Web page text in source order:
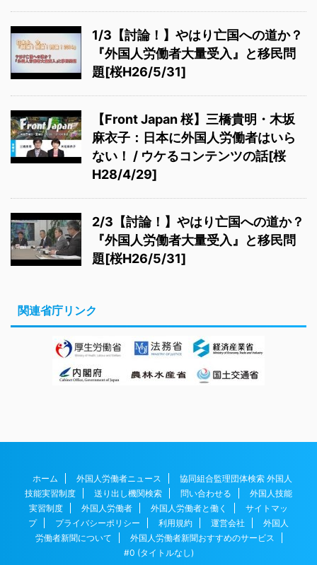
1/3【討論！】やはり亡国への道か？
『外国人労働者大量受入』と移民問
題[桜H26/5/31]
【Front Japan 桜】三橋貴明・木坂
麻衣子：日本に外国人労働者はいら
ない！ / ウケるコンテンツの話[桜
H28/4/29]
2/3【討論！】やはり亡国への道か？
『外国人労働者大量受入』と移民問
題[桜H26/5/31]
関連省庁リンク
ホーム 外国人労働者ニュース
協同組合監理団体検索 外国人
技能実習制度
送り出し機関検索 問い合わせる
外国人技能
実習制度
外国人労働者 外国人労働者と働く
サイトマッ
プ
プライバシーポリシー 利用規約 運営会社
外国人
労働者新聞について
外国人労働者新聞おすすめのサービス
#0 (タイトルなし)